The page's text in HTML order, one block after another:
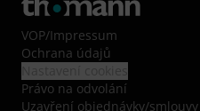
VOP/Impressum
Ochrana údajů
Právo na odvolání
Uzavření objednávky/smlouvy